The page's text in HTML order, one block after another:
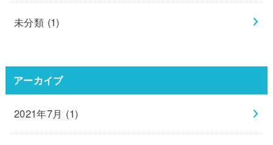
未分類 (1)
アーカイブ
2021年7月 (1)